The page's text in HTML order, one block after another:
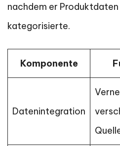
nachdem er
kategorisierte.
Komponente
Datenintegration